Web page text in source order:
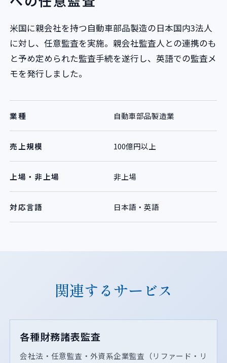
米国に親会社を持つ自動車部品製造の日本国内3法人
に対し、任意監査を実施。親会社監査人との連携のも
と予め定められた監査手続を遂行し、英語での監査メ
モを発行しました。
業種 自動車部品製造業
売上規模 100億円以上
上場・非上場 非上場
対応言語 日本語・英語
関連するサービス
各種財務諸表監査
会社法・任意監査・外資系企業監査（リファード・リ